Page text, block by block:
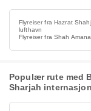
Flyreiser fra Hazrat
lufthavn
Flyreiser fra Shah
Populær rute med
Sharjah